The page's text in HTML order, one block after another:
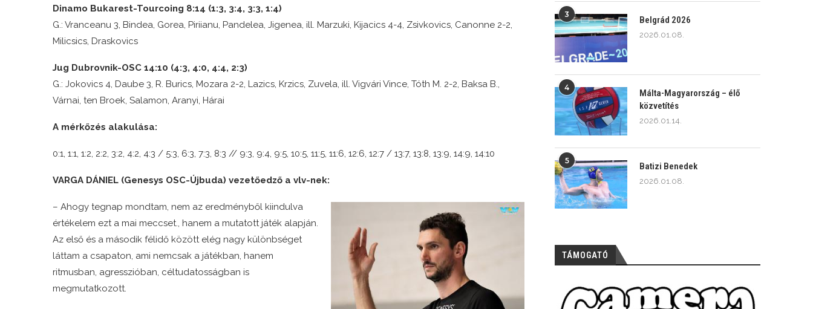
Dinamo Bukarest-Tourcoing 8:14 (1:3, 3:4, 3:3, 1:4)
G.: Vranceanu 3, Bindea, Gorea, Piriianu, Pandelea, Jigenea, ill. Marzuki, Kijacics 4-4, Zsivkovics, Canonne 2-2,
Milicsics, Draskovics
Jug Dubrovnik-OSC 14:10 (4:3, 4:0, 4:4, 2:3)
G.: Jokovics 4, Daube 3, R. Burics, Mozara 2-2, Lazics, Krzics, Zuvela, ill. Vigvári Vince, Tóth M. 2-2, Baksa B.,
Várnai, ten Broek, Salamon, Aranyi, Hárai
A mérkőzés alakulása:
0:1, 1:1, 1:2, 2:2, 3:2, 4:2, 4:3 / 5:3, 6:3, 7:3, 8:3 // 9:3, 9:4, 9:5, 10:5, 11:5, 11:6, 12:6, 12:7 / 13:7, 13:8, 13:9, 14:9, 14:10
VARGA DÁNIEL (Genesys OSC-Újbuda) vezetőedző a vlv-nek:
– Ahogy tegnap mondtam, nem az eredményből kiindulva
értékelem ezt a mai meccset., hanem a mutatott játék alapján.
Az első és a második félidő között elég nagy különbséget
láttam a csapaton, ami nemcsak a játékban, hanem
ritmusban, agresszióban, céltudatosságban is
megmutatkozott.
3
Belgrád 2026
2026.01.08.
4
Málta-Magyarország – élő
közvetítés
2026.01.14.
5
Batizi Benedek
2026.01.08.
TÁMOGATÓ